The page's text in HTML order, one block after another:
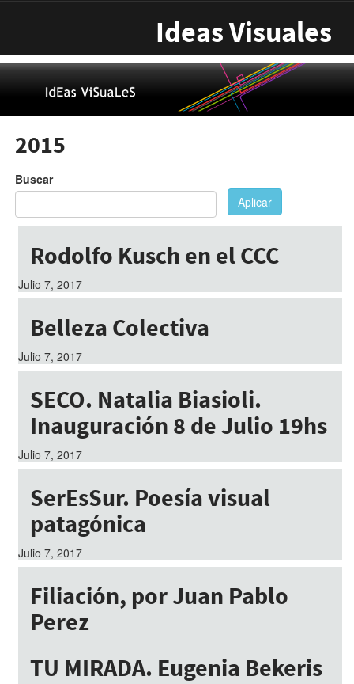
Ideas Visuales
2015
Buscar
Aplicar
Rodolfo Kusch en el CCC
Julio 7, 2017
Belleza Colectiva
Julio 7, 2017
SECO. Natalia Biasioli.
Inauguración 8 de Julio 19hs
Julio 7, 2017
SerEsSur. Poesía visual
patagónica
Julio 7, 2017
Filiación, por Juan Pablo
Perez
TU MIRADA. Eugenia Bekeris